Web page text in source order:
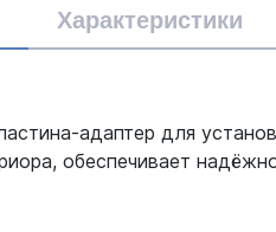
Характеристики
адаптер для
обеспечивает